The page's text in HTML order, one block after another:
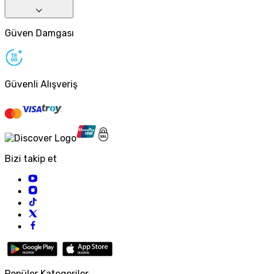
Güven Damgası
Güvenli Alışveriş
Bizi takip et